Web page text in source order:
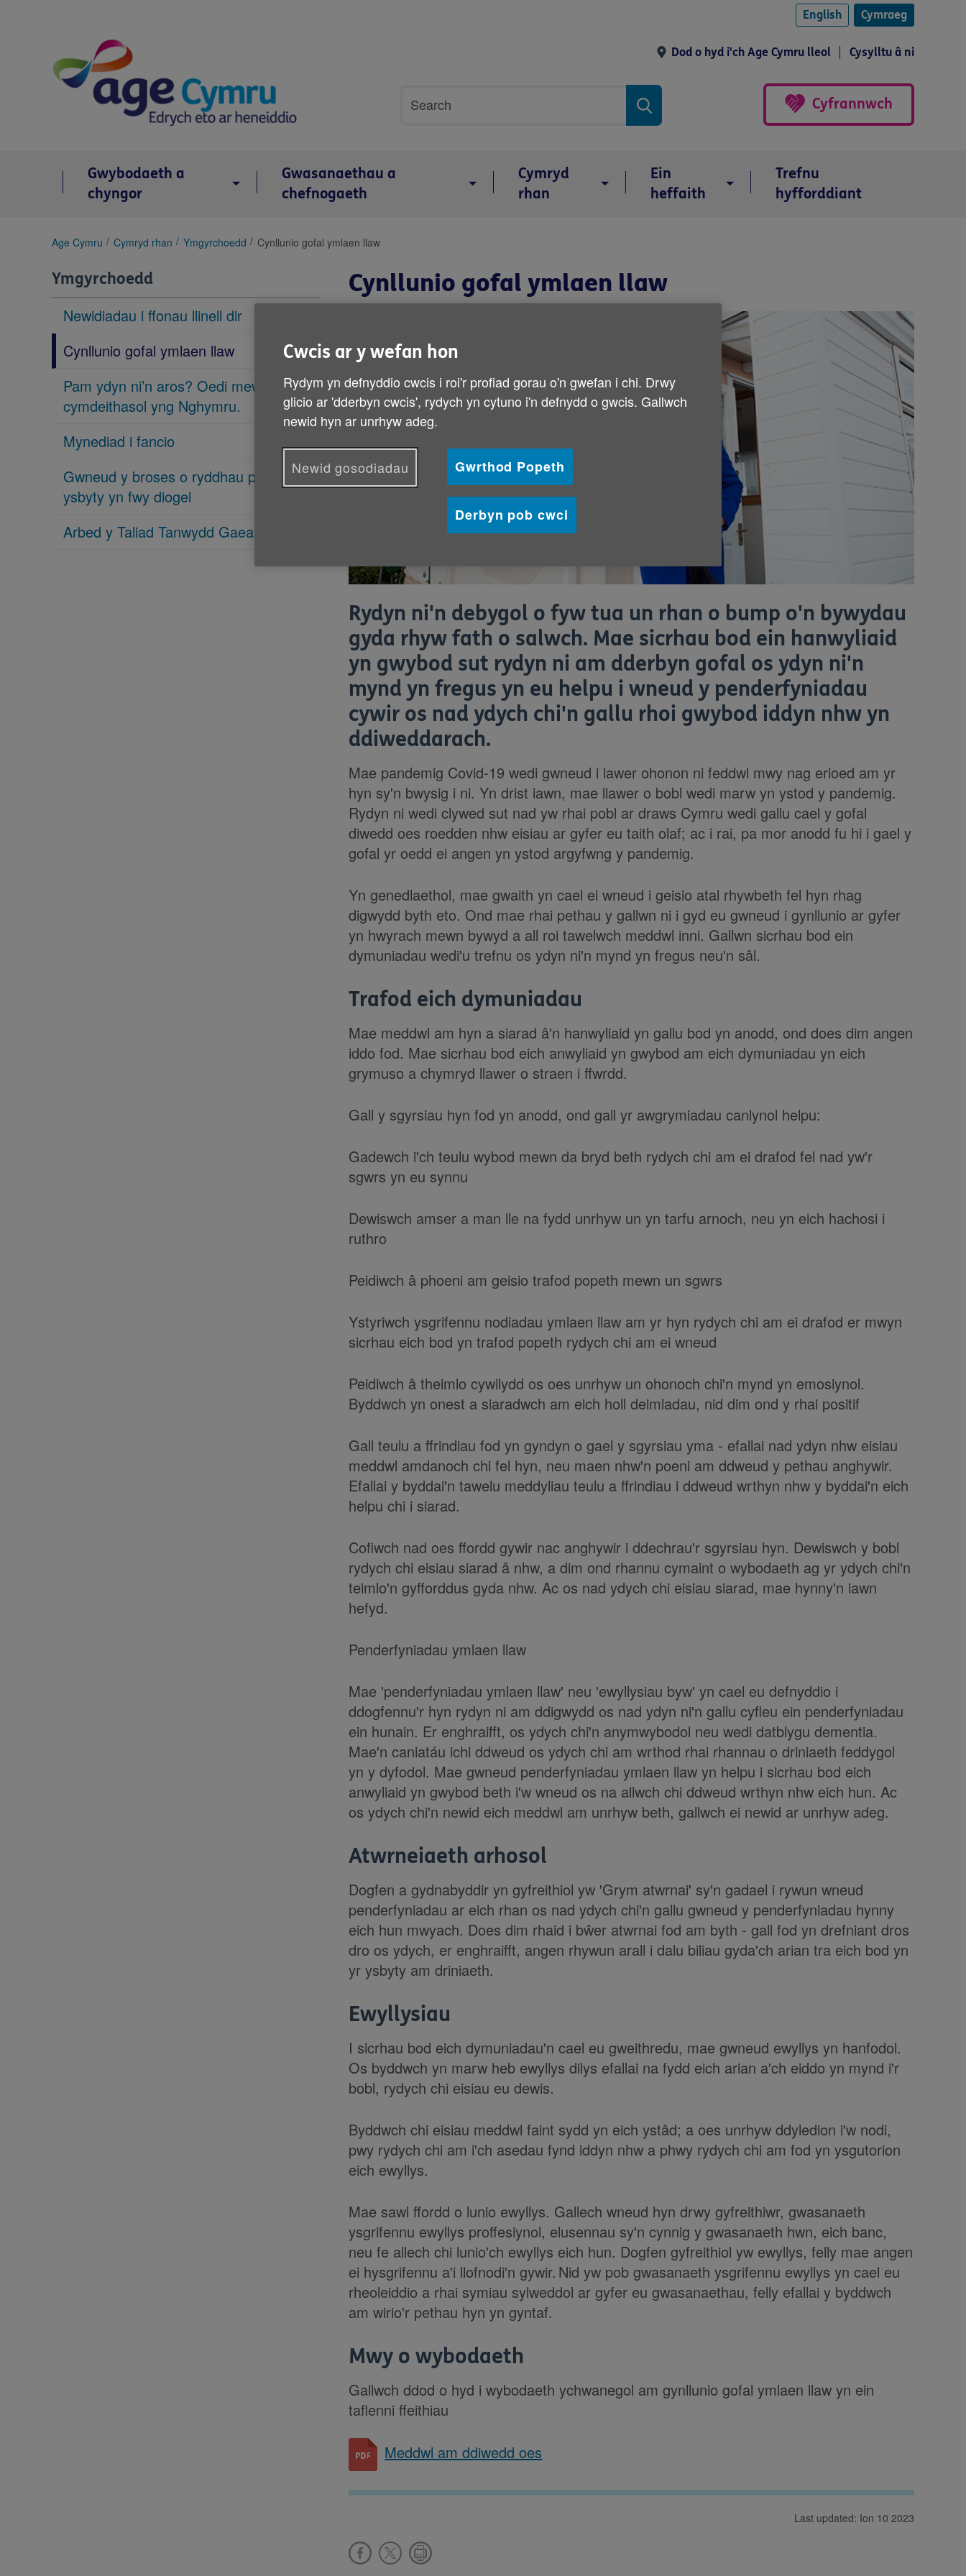
English Cymraeg
Dod o hyd i'ch Age Cymru lleol Cysylltu â ni
search
Chwilio Cyfrannwch
Gwybodaeth a
chyngor
Gwasanaethau a
chefnogaeth
Cymryd
rhan
Ein
heffaith
Trefnu
hyfforddiant
You
here:
Age Cymru Cymryd rhan Ymgyrchoedd Cynllunio gofal ymlaen llaw
Ymgyrchoedd
Newidiadau i ffonau llinell dir
Cynllunio gofal ymlaen llaw
Pam ydyn ni’n aros? Oedi mewn gofal
cymdeithasol yng Nghymru.
Mynediad i fancio
Gwneud y broses o ryddhau pobl o’r
ysbyty yn fwy diogel
Arbed y Taliad Tanwydd Gaeaf
Cynllunio gofal ymlaen llaw
Rydyn ni'n debygol o fyw tua un rhan o bump o'n bywydau
gyda rhyw fath o salwch. Mae sicrhau bod ein hanwyliaid
yn gwybod sut rydyn ni am dderbyn gofal os ydyn ni'n
mynd yn fregus yn eu helpu i wneud y penderfyniadau
cywir os nad ydych chi'n gallu rhoi gwybod iddyn nhw yn
ddiweddarach.
Mae pandemig Covid-19 wedi gwneud i lawer ohonon ni feddwl mwy nag erioed am yr
hyn sy'n bwysig i ni. Yn drist iawn, mae llawer o bobl wedi marw yn ystod y pandemig.
Rydyn ni wedi clywed sut nad yw rhai pobl ar draws Cymru wedi gallu cael y gofal
diwedd oes roedden nhw eisiau ar gyfer eu taith olaf; ac i rai, pa mor anodd fu hi i gael y
gofal yr oedd ei angen yn ystod argyfwng y pandemig.
Yn genedlaethol, mae gwaith yn cael ei wneud i geisio atal rhywbeth fel hyn rhag
digwydd byth eto. Ond mae rhai pethau y gallwn ni i gyd eu gwneud i gynllunio ar gyfer
yn hwyrach mewn bywyd a all roi tawelwch meddwl inni. Gallwn sicrhau bod ein
dymuniadau wedi'u trefnu os ydyn ni'n mynd yn fregus neu'n sâl.
Trafod eich dymuniadau
Mae meddwl am hyn a siarad â'n hanwyliaid yn gallu bod yn anodd, ond does dim angen
iddo fod. Mae sicrhau bod eich anwyliaid yn gwybod am eich dymuniadau yn eich
grymuso a chymryd llawer o straen i ffwrdd.
Gall y sgyrsiau hyn fod yn anodd, ond gall yr awgrymiadau canlynol helpu:
Gadewch i'ch teulu wybod mewn da bryd beth rydych chi am ei drafod fel nad yw'r
sgwrs yn eu synnu
Dewiswch amser a man lle na fydd unrhyw un yn tarfu arnoch, neu yn eich hachosi i
ruthro
Peidiwch â phoeni am geisio trafod popeth mewn un sgwrs
Ystyriwch ysgrifennu nodiadau ymlaen llaw am yr hyn rydych chi am ei drafod er mwyn
sicrhau eich bod yn trafod popeth rydych chi am ei wneud
Peidiwch â theimlo cywilydd os oes unrhyw un ohonoch chi'n mynd yn emosiynol.
Byddwch yn onest a siaradwch am eich holl deimladau, nid dim ond y rhai positif
Gall teulu a ffrindiau fod yn gyndyn o gael y sgyrsiau yma - efallai nad ydyn nhw eisiau
meddwl amdanoch chi fel hyn, neu maen nhw'n poeni am ddweud y pethau anghywir.
Efallai y byddai'n tawelu meddyliau teulu a ffrindiau i ddweud wrthyn nhw y byddai'n eich
helpu chi i siarad.
Cofiwch nad oes ffordd gywir nac anghywir i ddechrau'r sgyrsiau hyn. Dewiswch y bobl
rydych chi eisiau siarad â nhw, a dim ond rhannu cymaint o wybodaeth ag yr ydych chi'n
teimlo'n gyfforddus gyda nhw. Ac os nad ydych chi eisiau siarad, mae hynny'n iawn
hefyd.
Penderfyniadau ymlaen llaw
Mae 'penderfyniadau ymlaen llaw' neu 'ewyllysiau byw' yn cael eu defnyddio i
ddogfennu'r hyn rydyn ni am ddigwydd os nad ydyn ni'n gallu cyfleu ein penderfyniadau
ein hunain. Er enghraifft, os ydych chi'n anymwybodol neu wedi datblygu dementia.
Mae'n caniatáu ichi ddweud os ydych chi am wrthod rhai rhannau o driniaeth feddygol
yn y dyfodol. Mae gwneud penderfyniadau ymlaen llaw yn helpu i sicrhau bod eich
anwyliaid yn gwybod beth i'w wneud os na allwch chi ddweud wrthyn nhw eich hun. Ac
os ydych chi'n newid eich meddwl am unrhyw beth, gallwch ei newid ar unrhyw adeg.
Atwrneiaeth arhosol
Dogfen a gydnabyddir yn gyfreithiol yw 'Grym atwrnai' sy'n gadael i rywun wneud
penderfyniadau ar eich rhan os nad ydych chi'n gallu gwneud y penderfyniadau hynny
eich hun mwyach. Does dim rhaid i bŵer atwrnai fod am byth - gall fod yn drefniant dros
dro os ydych, er enghraifft, angen rhywun arall i dalu biliau gyda'ch arian tra eich bod yn
yr ysbyty am driniaeth.
Ewyllysiau
I sicrhau bod eich dymuniadau'n cael eu gweithredu, mae gwneud ewyllys yn hanfodol.
Os byddwch yn marw heb ewyllys dilys efallai na fydd eich arian a'ch eiddo yn mynd i'r
bobl, rydych chi eisiau eu dewis.
Byddwch chi eisiau meddwl faint sydd yn eich ystâd; a oes unrhyw ddyledion i'w nodi,
pwy rydych chi am i'ch asedau fynd iddyn nhw a phwy rydych chi am fod yn ysgutorion
eich ewyllys.
Mae sawl ffordd o lunio ewyllys. Gallech wneud hyn drwy gyfreithiwr, gwasanaeth
ysgrifennu ewyllys proffesiynol, elusennau sy'n cynnig y gwasanaeth hwn, eich banc,
neu fe allech chi lunio'ch ewyllys eich hun. Dogfen gyfreithiol yw ewyllys, felly mae angen
ei hysgrifennu a'i llofnodi'n gywir. Nid yw pob gwasanaeth ysgrifennu ewyllys yn cael eu
rheoleiddio a rhai symiau sylweddol ar gyfer eu gwasanaethau, felly efallai y byddwch
am wirio'r pethau hyn yn gyntaf.
Mwy o wybodaeth
Gallwch ddod o hyd i wybodaeth ychwanegol am gynllunio gofal ymlaen llaw yn ein
taflenni ffeithiau
Meddwl am ddiwedd oes
Last updated: Ion 10 2023
Cwcis ar y wefan hon
Rydym yn defnyddio cwcis i roi'r profiad gorau o'n gwefan i chi. Drwy
glicio ar 'dderbyn cwcis', rydych yn cytuno i'n defnydd o gwcis. Gallwch
newid hyn ar unrhyw adeg.
Gwrthod Popeth
Derbyn pob cwci
Newid gosodiadau